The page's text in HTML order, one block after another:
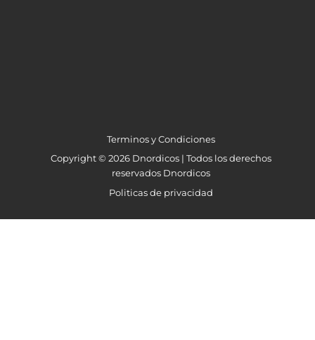
Terminos y Condiciones
Copyright © 2026 Dnordicos | Todos los derechos
reservados Dnordicos
Politicas de privacidad